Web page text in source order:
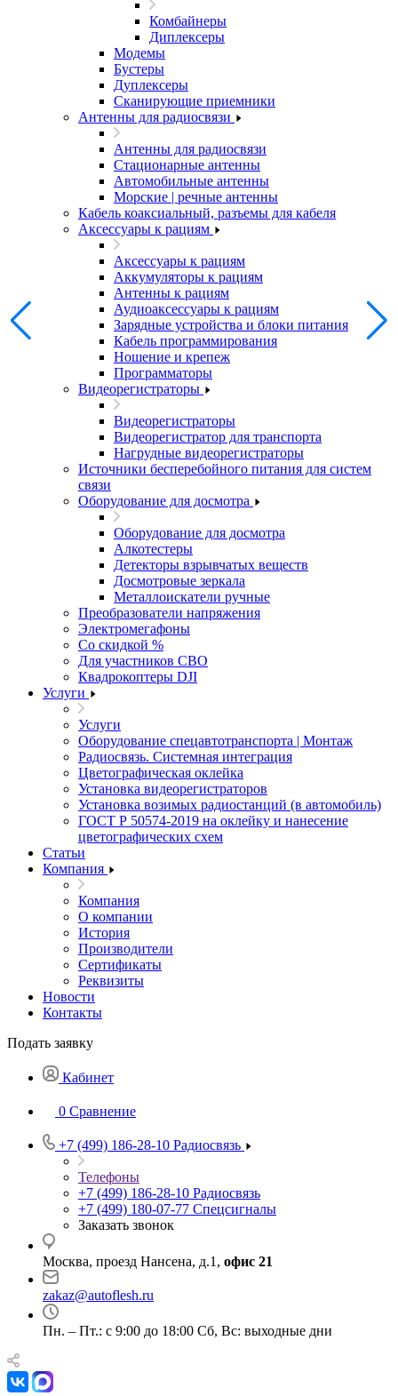
Комбайнеры
Диплексеры
Модемы
Бустеры
Дуплексеры
Сканирующие приемники
Антенны для радиосвязи
Антенны для радиосвязи
Стационарные антенны
Автомобильные антенны
Морские | речные антенны
Кабель коаксиальный, разъемы для кабеля
Аксессуары к рациям
Аксессуары к рациям
Аккумуляторы к рациям
Антенны к рациям
Аудиоаксессуары к рациям
Зарядные устройства и блоки питания
Кабель программирования
Ношение и крепеж
Программаторы
Видеорегистраторы
Видеорегистраторы
Видеорегистратор для транспорта
Нагрудные видеорегистраторы
Источники бесперебойного питания для систем
связи
Оборудование для досмотра
Оборудование для досмотра
Алкотестеры
Детекторы взрывчатых веществ
Досмотровые зеркала
Металлоискатели ручные
Преобразователи напряжения
Электромегафоны
Со скидкой %
Для участников СВО
Квадрокоптеры DJI
Услуги
Услуги
Оборудование спецавтотранспорта | Монтаж
Радиосвязь. Системная интеграция
Цветографическая оклейка
Установка видеорегистраторов
Установка возимых радиостанций (в автомобиль)
ГОСТ Р 50574-2019 на оклейку и нанесение
цветографических схем
Статьи
Компания
Компания
О компании
История
Производители
Сертификаты
Реквизиты
Новости
Контакты
Подать заявку
Кабинет
0 Сравнение
+7 (499) 186-28-10 Радиосвязь
Телефоны
+7 (499) 186-28-10 Радиосвязь
+7 (499) 180-07-77 Спецсигналы
Заказать звонок
Москва, проезд Нансена, д.1, офис 21
zakaz@autoflesh.ru
Пн. – Пт.: с 9:00 до 18:00 Cб, Вс: выходные дни